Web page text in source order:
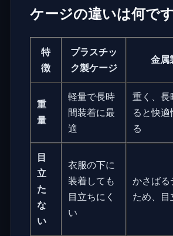
ケージの違いは何で
特
徴
プラスチッ
ク製ケージ
金属
重
量
軽量で長時
間装着に最
適
重く、長
ると快
る
目
立
た
な
い
衣服の下に
装着しても
目立ちにく
い
かさばる
ため、